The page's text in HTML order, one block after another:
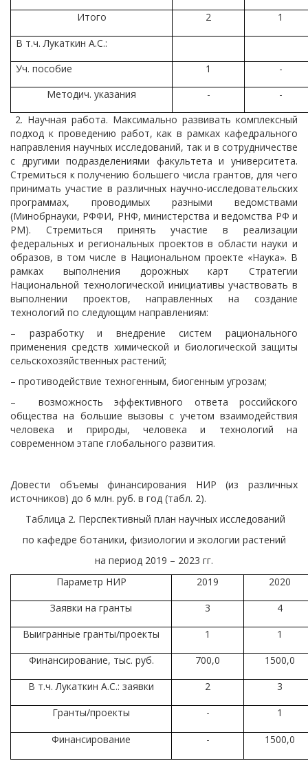
Итого
2
1
В т.ч. Лукаткин А.С.:
Уч. пособие
1
-
Методич. указания
-
-
2. Научная работа. Максимально развивать комплексный
подход к проведению работ, как в рамках кафедрального
направления научных исследований, так и в сотрудничестве
с другими подразделениями факультета и университета.
Стремиться к получению большего числа грантов, для чего
принимать участие в различных научно-исследовательских
программах, проводимых разными ведомствами
(Минобрнауки, РФФИ, РНФ, министерства и ведомства РФ и
РМ). Стремиться принять участие в реализации
федеральных и региональных проектов в области науки и
образов, в том числе в Национальном проекте «Наука». В
рамках выполнения дорожных карт Стратегии
Национальной технологической инициативы участвовать в
выполнении проектов, направленных на создание
технологий по следующим направлениям:
– разработку и внедрение систем рационального
применения средств химической и биологической защиты
сельскохозяйственных растений;
– противодействие техногенным, биогенным угрозам;
– возможность эффективного ответа российского
общества на большие вызовы с учетом взаимодействия
человека и природы, человека и технологий на
современном этапе глобального развития.
Довести объемы финансирования НИР (из различных
источников) до 6 млн. руб. в год (табл. 2).
Таблица 2. Перспективный план научных исследований
по кафедре ботаники, физиологии и экологии растений
на период 2019 – 2023 гг.
Параметр НИР
2019
2020
Заявки на гранты
3
4
Выигранные гранты/проекты
1
1
Финансирование, тыс. руб.
700,0
1500,0
В т.ч. Лукаткин А.С.: заявки
2
3
Гранты/проекты
- 1
Финансирование - 1500,0